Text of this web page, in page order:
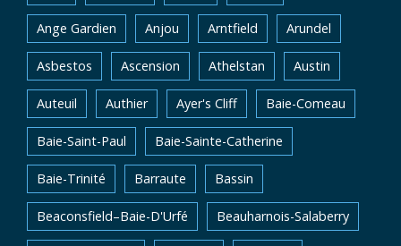
Ange Gardien Anjou Arntfield Arundel
Asbestos Ascension Athelstan Austin
Auteuil Authier Ayer's Cliff Baie-Comeau
Baie-Saint-Paul Baie-Sainte-Catherine
Baie-Trinité Barraute Bassin
Beaconsfield–Baie-D'Urfé Beauharnois-Salaberry